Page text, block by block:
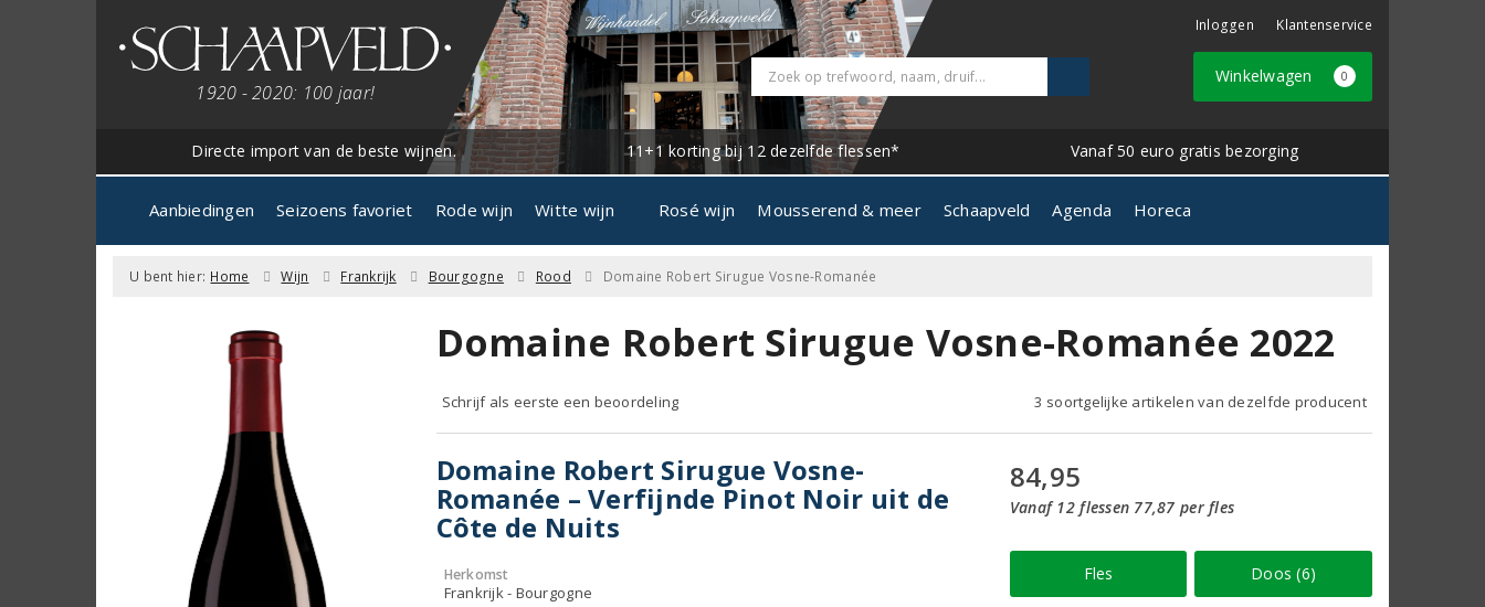
1920 - 2020: 100 jaar!
Inloggen Klantenservice
Winkelwagen 0
Directe import van de beste wijnen. 11+1 korting bij 12 dezelfde flessen* Vanaf 50 euro gratis bezorging
Aanbiedingen Seizoens favoriet Rode wijn Witte wijn Rosé wijn Mousserend & meer Schaapveld Agenda Horeca
U bent hier: Home Wijn Frankrijk Bourgogne Rood Domaine Robert Sirugue Vosne-Romanée
Domaine Robert Sirugue Vosne-Romanée 2022
Schrijf als eerste een beoordeling 3 soortgelijke artikelen van dezelfde producent
Domaine Robert Sirugue Vosne-
Romanée – Verfijnde Pinot Noir uit de
Côte de Nuits
Herkomst
Frankrijk - Bourgogne
84,95
Vanaf 12 flessen 77,87 per fles
Fles Doos (6)